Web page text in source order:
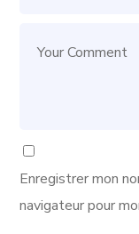
Enregistrer mon
navigateur pour